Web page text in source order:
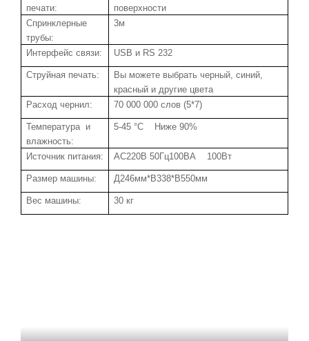
печати:
поверхности
Спринклерные
трубы:
3м
Интерфейс связи: USB и RS 232
Струйная печать:
Вы можете выбрать черный, синий,
красный и другие цвета
Расход чернил:
70 000 000 слов (5*7)
Температура и
влажность:
5-45 °C Ниже 90%
Источник питания: AC220В 50Гц100ВА 100Вт
Размер машины: Д246мм*В338*В550мм
Вес машины: 30 кг